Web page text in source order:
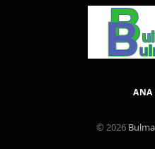
ANA
© 2026